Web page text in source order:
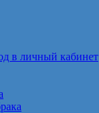
в личный кабинет